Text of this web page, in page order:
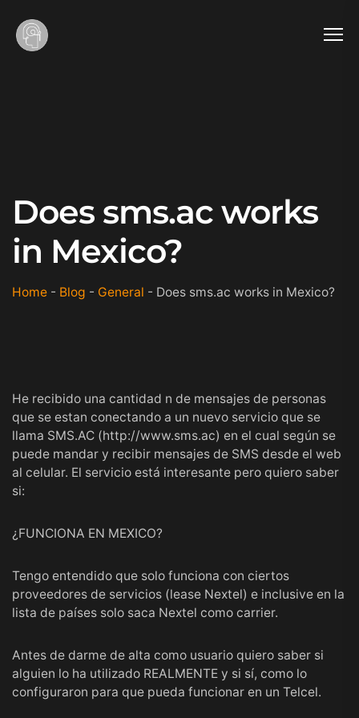
Does sms.ac works
in Mexico?
Home - Blog - General - Does sms.ac works in Mexico?
He recibido una cantidad n de mensajes de personas
que se estan conectando a un nuevo servicio que se
llama SMS.AC (http://www.sms.ac) en el cual según se
puede mandar y recibir mensajes de SMS desde el web
al celular. El servicio está interesante pero quiero saber
si:
¿FUNCIONA EN MEXICO?
Tengo entendido que solo funciona con ciertos
proveedores de servicios (lease Nextel) e inclusive en la
lista de países solo saca Nextel como carrier.
Antes de darme de alta como usuario quiero saber si
alguien lo ha utilizado REALMENTE y si sí, como lo
configuraron para que pueda funcionar en un Telcel.